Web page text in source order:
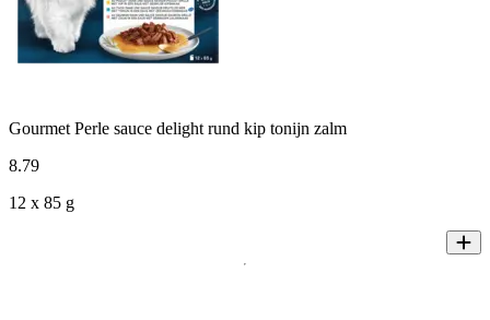
Gourmet Perle sauce delight rund kip tonijn zalm
8.79
12 x 85 g